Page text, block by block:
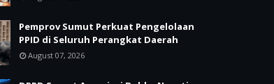
Pemprov Sumut Perkuat Pengelolaan
PPID di Seluruh Perangkat Daerah
August 07, 2026